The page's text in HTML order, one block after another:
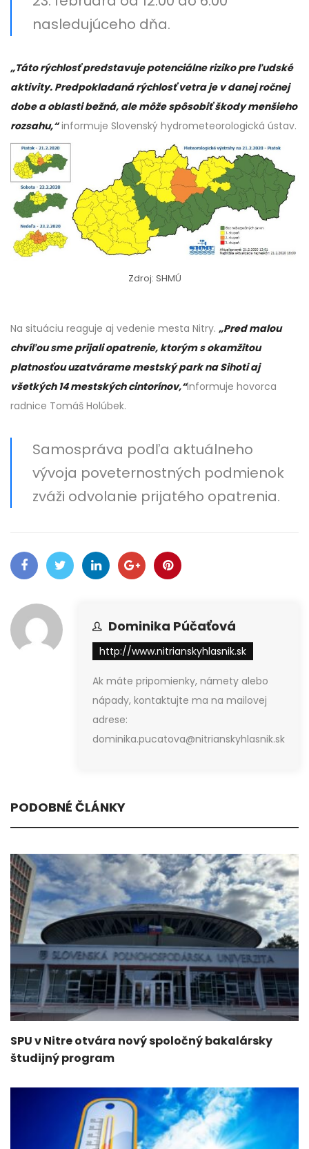
nasledujúceho dňa.
„Táto rýchlosť predstavuje potenciálne riziko pre ľudské
aktivity. Predpokladaná rýchlosť vetra je v danej ročnej
dobe a oblasti bežná, ale môže spôsobiť škody menšieho
rozsahu,“informuje Slovenský hydrometeorologická ústav.
Zdroj: SHMÚ
Na situáciu reaguje aj vedenie mesta Nitry. „Pred malou
chvíľou sme prijali opatrenie, ktorým s okamžitou
platnosťou uzatvárame mestský park na Sihoti aj
všetkých 14 mestských cintorínov,“informuje hovorca
radnice Tomáš Holúbek.
Samospráva podľa aktuálneho
vývoja poveternostných podmienok
zváži odvolanie prijatého opatrenia.
Dominika Púčaťová
http://www.nitrianskyhlasnik.sk
Ak máte pripomienky, námety alebo
nápady, kontaktujte ma na mailovej
adrese:
dominika.pucatova@nitrianskyhlasnik.sk
PODOBNÉ ČLÁNKY
SPU v Nitre otvára nový spoločný bakalársky
študijný program